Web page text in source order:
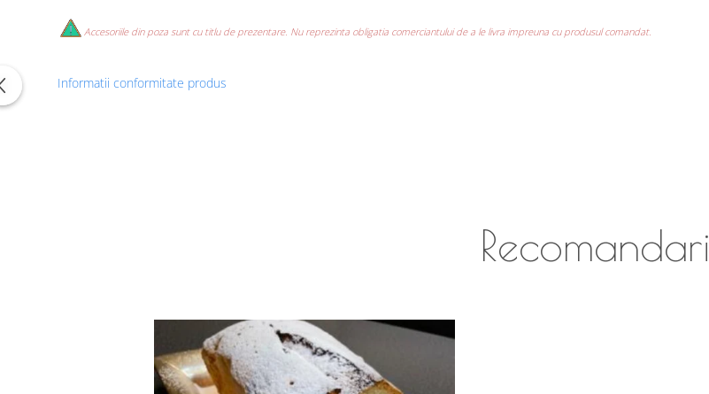
Accesoriile din poza sunt cu titlu de prezentare. Nu reprezinta obligatia comerciantului de a le livra impreuna cu produsul comandat.
Informatii conformitate produs
Recomandari